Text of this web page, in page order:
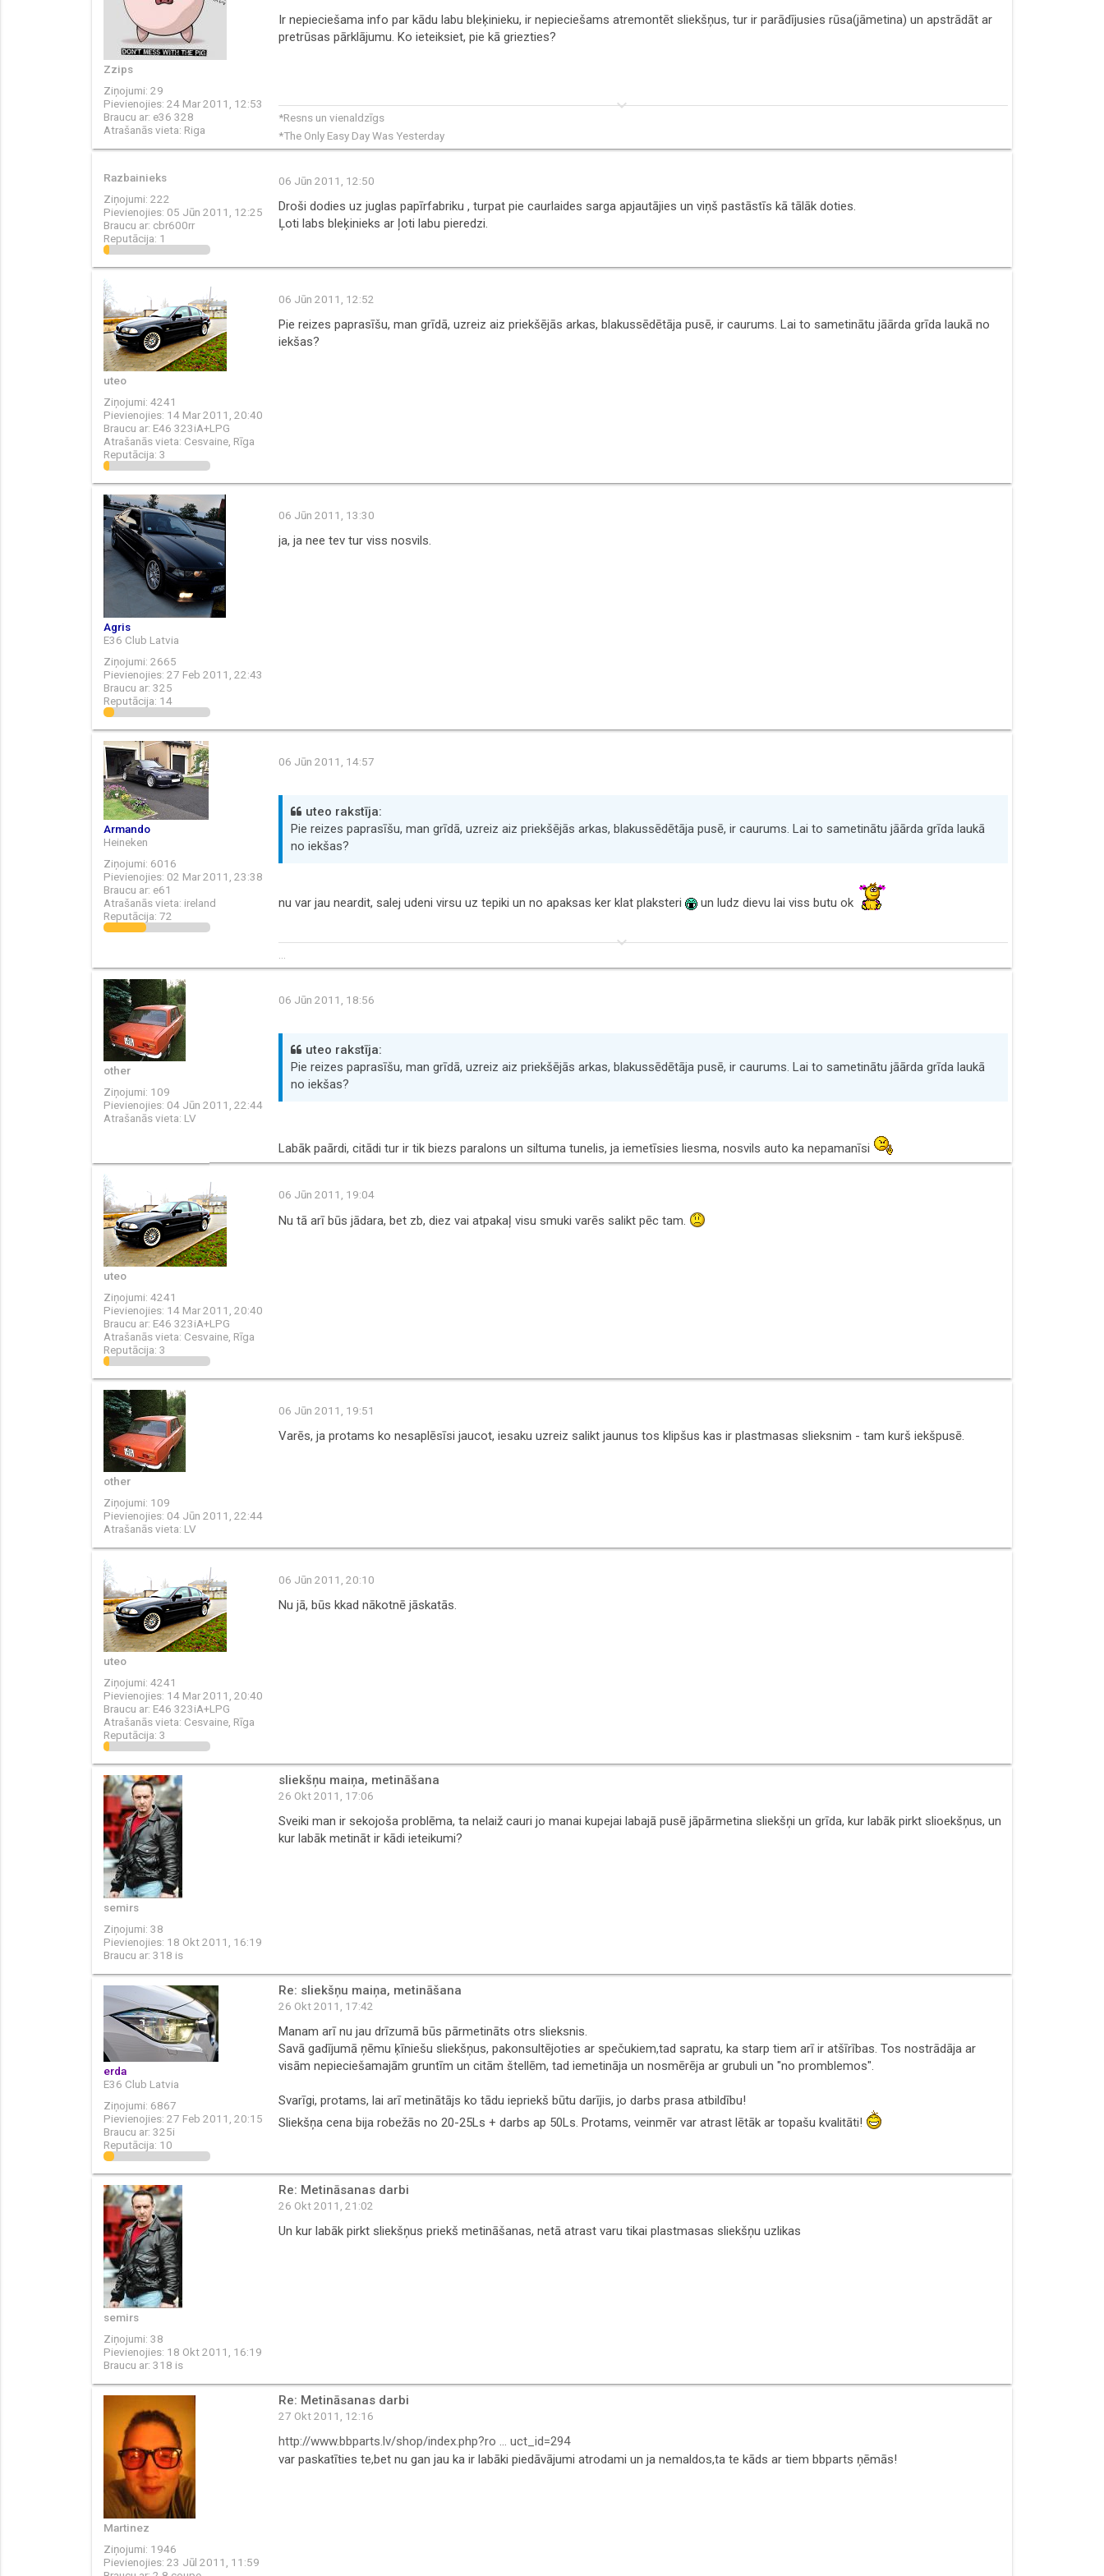
Zzips
Ziņojumi: 29
Pievienojies: 24 Mar 2011, 12:53
Braucu ar: e36 328
Atrašanās vieta: Riga
Ir nepieciešama info par kādu labu bleķinieku, ir nepieciešams atremontēt sliekšņus, tur ir parādījusies rūsa(jāmetina) un apstrādāt ar
pretrūsas pārklājumu. Ko ieteiksiet, pie kā griezties?
keyboard_arrow_down
*Resns un vienaldzīgs
*The Only Easy Day Was Yesterday
Razbainieks
Ziņojumi: 222
Pievienojies: 05 Jūn 2011, 12:25
Braucu ar: cbr600rr
Reputācija: 1
06 Jūn 2011, 12:50
Droši dodies uz juglas papīrfabriku , turpat pie caurlaides sarga apjautājies un viņš pastāstīs kā tālāk doties.
Ļoti labs bleķinieks ar ļoti labu pieredzi.
uteo
Ziņojumi: 4241
Pievienojies: 14 Mar 2011, 20:40
Braucu ar: E46 323iA+LPG
Atrašanās vieta: Cesvaine, Rīga
Reputācija: 3
06 Jūn 2011, 12:52
Pie reizes paprasīšu, man grīdā, uzreiz aiz priekšējās arkas, blakussēdētāja pusē, ir caurums. Lai to sametinātu jāārda grīda laukā no
iekšas?
Agris
E36 Club Latvia
Ziņojumi: 2665
Pievienojies: 27 Feb 2011, 22:43
Braucu ar: 325
Reputācija: 14
06 Jūn 2011, 13:30
ja, ja nee tev tur viss nosvils.
Armando
Heineken
Ziņojumi: 6016
Pievienojies: 02 Mar 2011, 23:38
Braucu ar: e61
Atrašanās vieta: ireland
Reputācija: 72
06 Jūn 2011, 14:57
uteo rakstīja:
Pie reizes paprasīšu, man grīdā, uzreiz aiz priekšējās arkas, blakussēdētāja pusē, ir caurums. Lai to sametinātu jāārda grīda laukā
no iekšas?
nu var jau neardit, salej udeni virsu uz tepiki un no apaksas ker klat plaksteri un ludz dievu lai viss butu ok
keyboard_arrow_down
other
Ziņojumi: 109
Pievienojies: 04 Jūn 2011, 22:44
Atrašanās vieta: LV
06 Jūn 2011, 18:56
uteo rakstīja:
Pie reizes paprasīšu, man grīdā, uzreiz aiz priekšējās arkas, blakussēdētāja pusē, ir caurums. Lai to sametinātu jāārda grīda laukā
no iekšas?
Labāk paārdi, citādi tur ir tik biezs paralons un siltuma tunelis, ja iemetīsies liesma, nosvils auto ka nepamanīsi
uteo
Ziņojumi: 4241
Pievienojies: 14 Mar 2011, 20:40
Braucu ar: E46 323iA+LPG
Atrašanās vieta: Cesvaine, Rīga
Reputācija: 3
06 Jūn 2011, 19:04
Nu tā arī būs jādara, bet zb, diez vai atpakaļ visu smuki varēs salikt pēc tam.
other
Ziņojumi: 109
Pievienojies: 04 Jūn 2011, 22:44
Atrašanās vieta: LV
06 Jūn 2011, 19:51
Varēs, ja protams ko nesaplēsīsi jaucot, iesaku uzreiz salikt jaunus tos klipšus kas ir plastmasas slieksnim - tam kurš iekšpusē.
uteo
Ziņojumi: 4241
Pievienojies: 14 Mar 2011, 20:40
Braucu ar: E46 323iA+LPG
Atrašanās vieta: Cesvaine, Rīga
Reputācija: 3
06 Jūn 2011, 20:10
Nu jā, būs kkad nākotnē jāskatās.
semirs
Ziņojumi: 38
Pievienojies: 18 Okt 2011, 16:19
Braucu ar: 318 is
sliekšņu maiņa, metināšana
26 Okt 2011, 17:06
Sveiki man ir sekojoša problēma, ta nelaiž cauri jo manai kupejai labajā pusē jāpārmetina sliekšņi un grīda, kur labāk pirkt slioekšņus, un
kur labāk metināt ir kādi ieteikumi?
erda
E36 Club Latvia
Ziņojumi: 6867
Pievienojies: 27 Feb 2011, 20:15
Braucu ar: 325i
Reputācija: 10
Re: sliekšņu maiņa, metināšana
26 Okt 2011, 17:42
Manam arī nu jau drīzumā būs pārmetināts otrs slieksnis.
Savā gadījumā ņēmu ķīniešu sliekšņus, pakonsultējoties ar spečukiem,tad sapratu, ka starp tiem arī ir atšīrības. Tos nostrādāja ar
visām nepieciešamajām gruntīm un citām štellēm, tad iemetināja un nosmērēja ar grubuli un "no promblemos".
Svarīgi, protams, lai arī metinātājs ko tādu iepriekš būtu darījis, jo darbs prasa atbildību!
Sliekšņa cena bija robežās no 20-25Ls + darbs ap 50Ls. Protams, veinmēr var atrast lētāk ar topašu kvalitāti!
semirs
Ziņojumi: 38
Pievienojies: 18 Okt 2011, 16:19
Braucu ar: 318 is
Re: Metināsanas darbi
26 Okt 2011, 21:02
Un kur labāk pirkt sliekšņus priekš metināšanas, netā atrast varu tikai plastmasas sliekšņu uzlikas
Martinez
Ziņojumi: 1946
Pievienojies: 23 Jūl 2011, 11:59
Re: Metināsanas darbi
27 Okt 2011, 12:16
http://www.bbparts.lv/shop/index.php?ro ... uct_id=294
var paskatīties te,bet nu gan jau ka ir labāki piedāvājumi atrodami un ja nemaldos,ta te kāds ar tiem bbparts ņēmās!